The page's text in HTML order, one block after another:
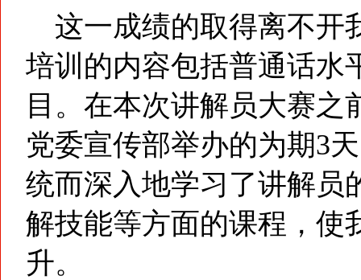
这一成绩的取得离不开
培训的内容包括普通话水
目。在本次讲解员大赛
党委宣传部举办的为期3
统而深入地学习了讲解员
解技能等方面的课程，使
升。